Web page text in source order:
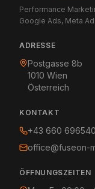
FUSEON e.U.
Performance
Google Ads, Meta
ADRESSE
Postgasse 8b
1010 Wien
Österreich
KONTAKT
+43 660
office@fuseon-
ÖFFNUNGSZEITEN